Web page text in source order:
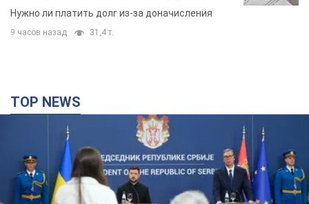
вынес неожиданное решение
Нужно ли платить долг из-за доначисления
9 часов назад 31,4 т.
TOP NEWS